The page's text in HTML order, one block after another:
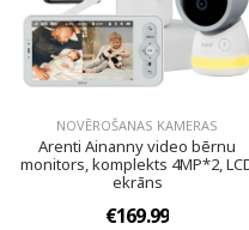
NOVĒROŠANAS KAMERAS
Arenti Ainanny video bērnu
monitors, komplekts 4MP*2,
ekrāns
€169.99